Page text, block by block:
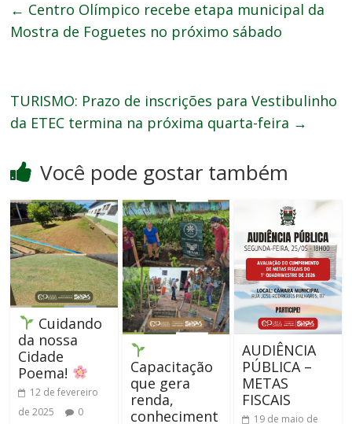
← Centro Olímpico recebe etapa municipal da
Mostra de Foguetes no próximo sábado
TURISMO: Prazo de inscrições para Vestibulinho
da ETEC termina na próxima quarta-feira →
Você pode gostar também
Cuidando
da nossa
Cidade
Poema!
12 de fevereiro
de 2025
0
Capacitação
que gera
renda,
conheciment
AUDIÊNCIA
PÚBLICA –
METAS
FISCAIS
19 de maio de